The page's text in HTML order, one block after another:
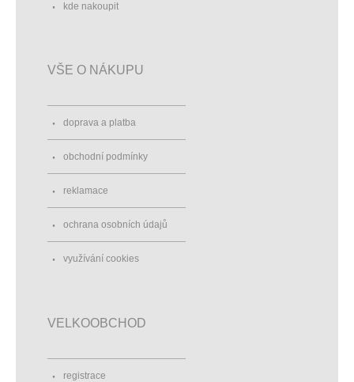
kde nakoupit
VŠE O NÁKUPU
doprava a platba
obchodní podmínky
reklamace
ochrana osobních údajů
využívání cookies
VELKOOBCHOD
registrace